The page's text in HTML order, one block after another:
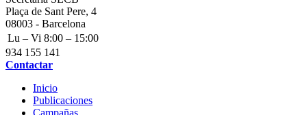
Plaça de Sant Pere, 4
08003 - Barcelona
Business
hours:
Lu – Vi 8:00 – 15:00
Phone
number:
934 155 141
Email
Contactar
Inicio
Publicaciones